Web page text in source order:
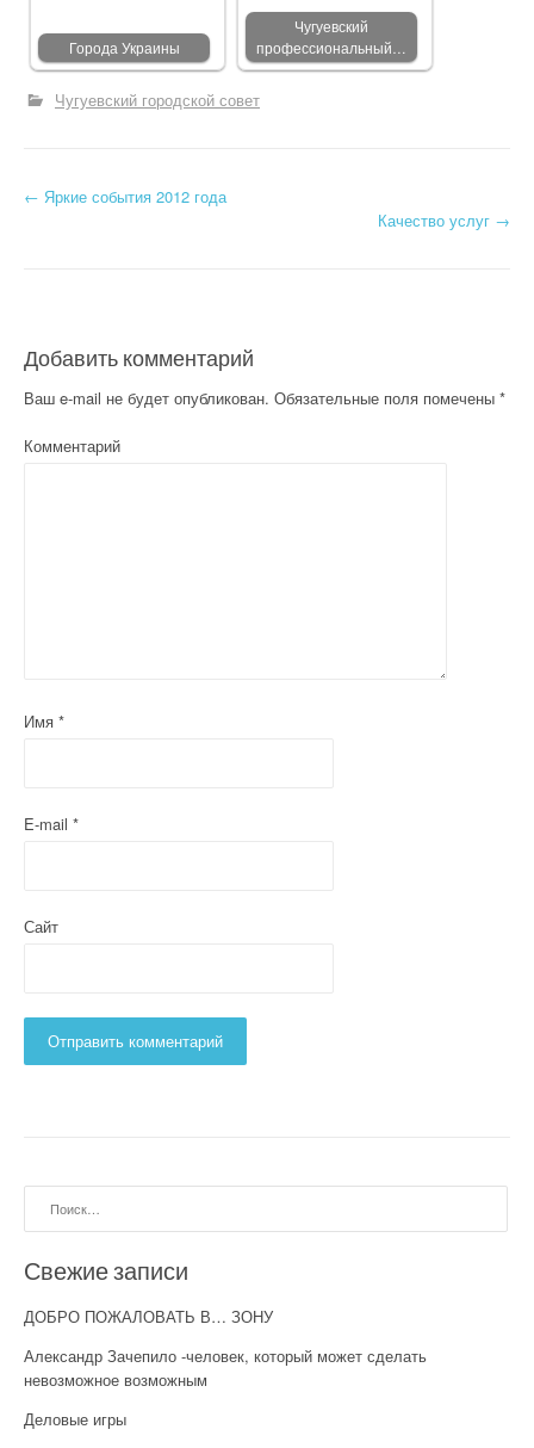
Города Украины
Чугуевский
профессиональный…
Чугуевский городской совет
Post navigation
← Яркие события 2012 года
Качество услуг →
Добавить комментарий
Ваш e-mail не будет опубликован. Обязательные поля помечены *
Комментарий
Имя *
E-mail *
Сайт
Свежие записи
ДОБРО ПОЖАЛОВАТЬ В… ЗОНУ
Александр Зачепило -человек, который может сделать
невозможное возможным
Деловые игры